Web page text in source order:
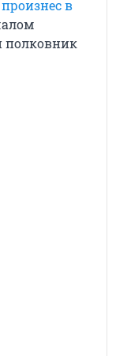
произнес в
полковник